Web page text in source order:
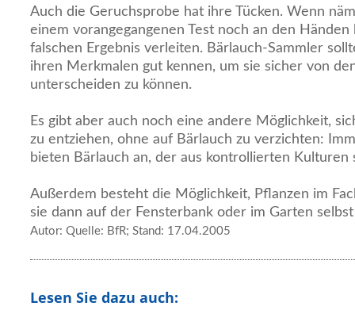
Auch die Geruchsprobe hat ihre Tücken. Wenn
einem vorangegangenen Test noch an den
falschen Ergebnis verleiten. Bärlauch-Sammler
ihren Merkmalen gut kennen, um sie sicher von
unterscheiden zu können.
Es gibt aber auch noch eine andere Möglichkeit,
zu entziehen, ohne auf Bärlauch zu verzichten:
bieten Bärlauch an, der aus kontrollierten Kulturen
Außerdem besteht die Möglichkeit, Pflanzen im
sie dann auf der Fensterbank oder im Garten
Autor: Quelle: BfR; Stand: 17.04.2005
Lesen Sie dazu auch: